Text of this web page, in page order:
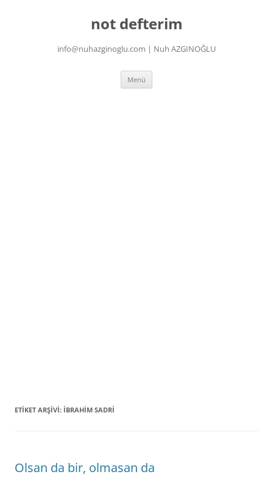
not defterim
info@nuhazginoglu.com | Nuh AZGINOĞLU
Menü
ETIKET ARŞIVI: IBRAHIM SADRI
Olsan da bir, olmasan da